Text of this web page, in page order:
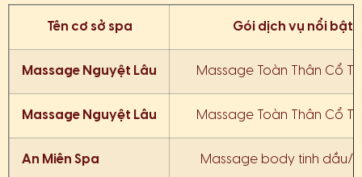
Tên cơ sở spa Gói dịch vụ nổi bật
Massage Nguyệt Lâu Massage Toàn Thân Cổ
Massage Nguyệt Lâu Massage Toàn Thân Cổ
An Miên Spa Massage body tinh dầu/